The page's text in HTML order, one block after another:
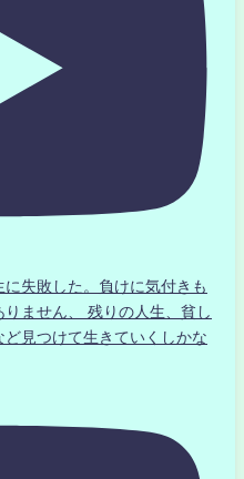
失敗した。負けに気付きも
ません、 残りの人生、貧し
見つけて生きていくしかな